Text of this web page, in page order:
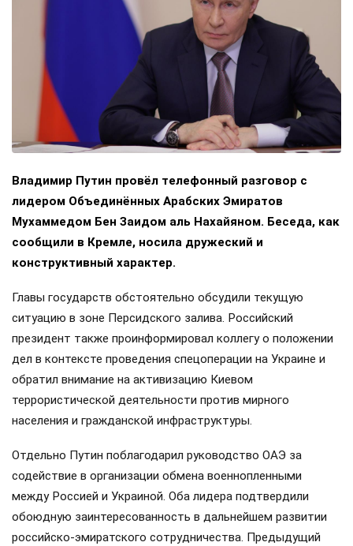
Владимир Путин провёл телефонный разговор с
лидером Объединённых Арабских Эмиратов
Мухаммедом Бен Заидом аль Нахайяном. Беседа, как
сообщили в Кремле, носила дружеский и
конструктивный характер.
Главы государств обстоятельно обсудили текущую
ситуацию в зоне Персидского залива. Российский
президент также проинформировал коллегу о положении
дел в контексте проведения спецоперации на Украине и
обратил внимание на активизацию Киевом
террористической деятельности против мирного
населения и гражданской инфраструктуры.
Отдельно Путин поблагодарил руководство ОАЭ за
содействие в организации обмена военнопленными
между Россией и Украиной. Оба лидера подтвердили
обоюдную заинтересованность в дальнейшем развитии
российско-эмиратского сотрудничества. Предыдущий